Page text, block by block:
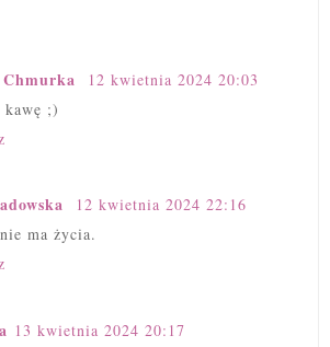
12 kwietnia 2024 20:03
;)
12 kwietnia 2024 22:16
ma życia.
13 kwietnia 2024 20:17